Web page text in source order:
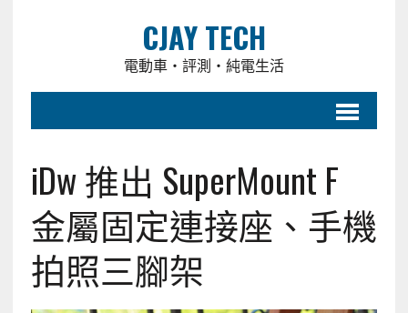
CJAY TECH
電動車・評測・純電生活
iDw 推出 SuperMount F
金屬固定連接座、手機
拍照三腳架